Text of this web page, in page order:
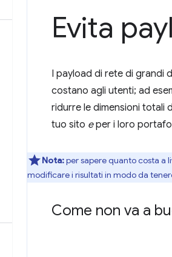
Evita
I payload di rete di grandi
costano agli utenti; ad
ridurre le dimensioni totali
tuo sito eper i loro
Nota:per sapere quanto costa a
modificare i risultati in modo da
Come non va a